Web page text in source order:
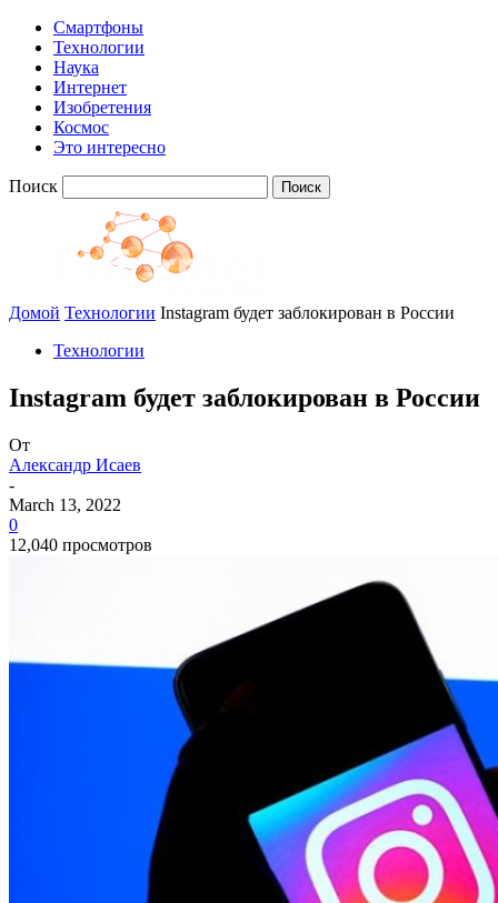
Смартфоны
Технологии
Наука
Интернет
Изобретения
Космос
Это интересно
Поиск
Домой Технологии Instagram будет заблокирован в России
Технологии
Instagram будет заблокирован в России
От
Александр Исаев
-
March 13, 2022
0
12,040 просмотров